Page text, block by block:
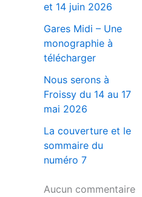
et 14 juin 2026
Gares Midi – Une
monographie à
télécharger
Nous serons à
Froissy du 14 au 17
mai 2026
La couverture et le
sommaire du
numéro 7
Aucun commentaire